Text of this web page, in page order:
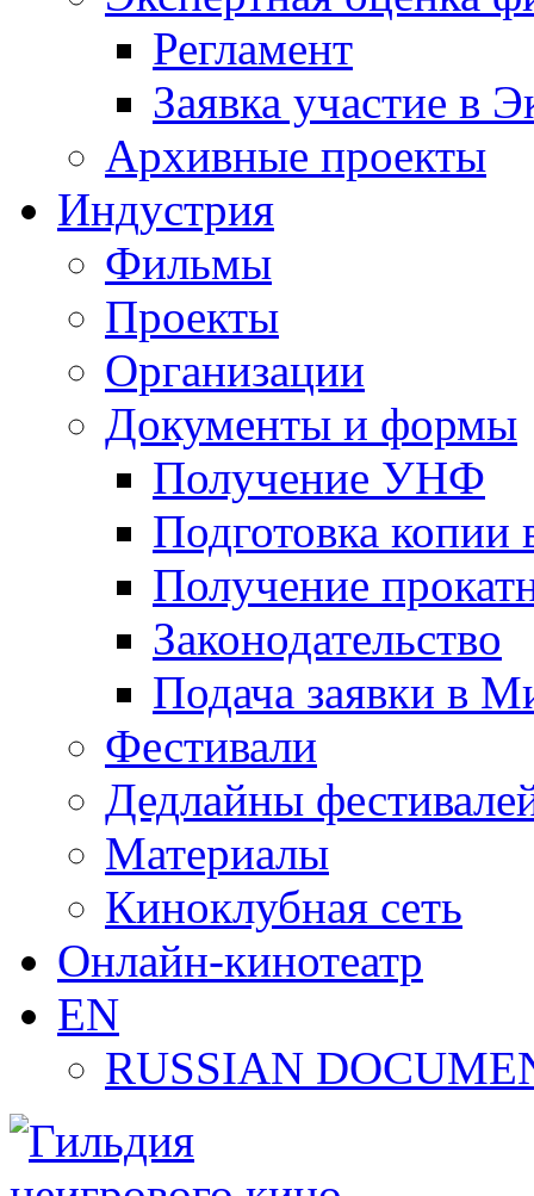
Регламент
Заявка участие в
Архивные проекты
Индустрия
Фильмы
Проекты
Организации
Документы и формы
Получение УНФ
Подготовка копии
Получение
Законодательство
Подача заявки в
Фестивали
Дедлайны
Материалы
Киноклубная сеть
Онлайн-кинотеатр
EN
RUSSIAN